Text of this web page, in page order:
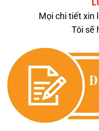
Mọi chi tiết xin
Tôi sẽ